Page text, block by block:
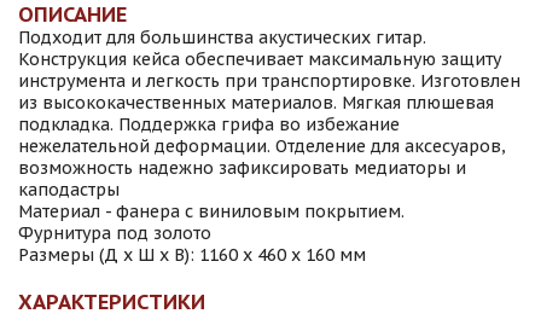
ОПИСАНИЕ
Подходит для большинства акустических гитар.
Конструкция кейса обеспечивает максимальную защиту
инструмента и легкость при транспортировке. Изготовлен
из высококачественных материалов. Мягкая плюшевая
подкладка. Поддержка грифа во избежание
нежелательной деформации. Отделение для аксесуаров,
возможность надежно зафиксировать медиаторы и
каподастры
Материал - фанера с виниловым покрытием.
Фурнитура под золото
Размеры (Д x Ш x В): 1160 x 460 x 160 мм
ХАРАКТЕРИСТИКИ